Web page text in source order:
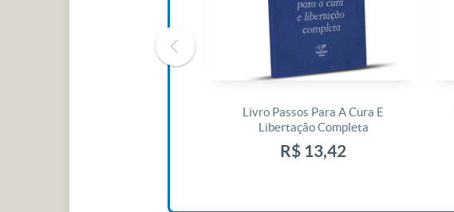
Livro Passos Para A Cura E
Libertação Completa
R$ 13,42